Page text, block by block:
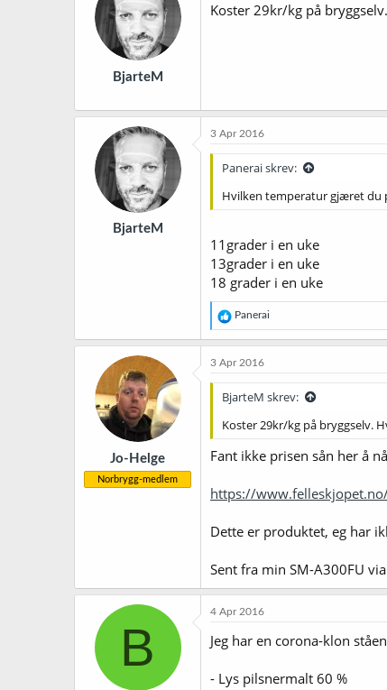
BjarteM
Koster 29kr/kg på
BjarteM
3 Apr 2016
Panerai skrev:
Hvilken temperatur gjæret du
11grader i en uke
13grader i en uke
18 grader i en uke
R
e
a
j
o
e
:
Panerai
Jo-Helge
Norbrygg-medlem
3 Apr 2016
BjarteM skrev:
Koster 29kr/kg på bryggselv.
Fant ikke prisen sån her å nå
https://
Dette er produktet, eg har
Sent fra min SM-A300FU
B
4 Apr 2016
Jeg har en corona-klon
- Lys pilsnermalt 60 %